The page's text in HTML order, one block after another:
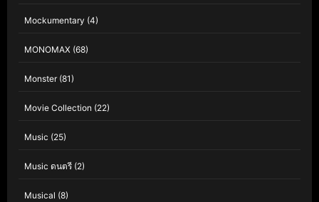
Mockumentary (4)
MONOMAX (68)
Monster(81)
Movie Collection (22)
Music (25)
Music ดนตรี (2)
Musical (8)